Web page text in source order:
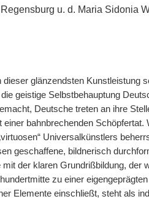
u. d. Maria Sidonia
glänzendsten Kunstleistung
geistige Selbstbehauptung
Deutsche treten an ihre
einer bahnbrechenden Schöpfertat.
Universalkünstlers
geschaffene, bildnerisch
der klaren Grundrißbildung, der
zu einer
Elemente einschließt, steht als